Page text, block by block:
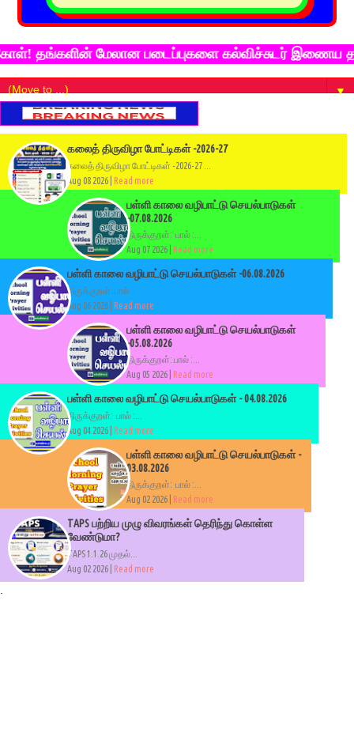
மேலான படைப்புகளை கல்விச்சுடர் இணைய தளத்தில்
▼
கலைத் திருவிழா போட்டிகள் -2026-27
கலைத் திருவிழா போட்டிகள் -2026-27 ...
Aug 08 2026 |
Read more
பள்ளி காலை வழிபாட்டு செயல்பாடுகள்
-07.08.2026
திருக்குறள்: பால் :...
Aug 07 2026 | Read more
பள்ளி காலை வழிபாட்டு செயல்பாடுகள் -06.08.2026
திருக்குறள்: பால் :...
Aug 06 2026 | Read more
பள்ளி காலை வழிபாட்டு செயல்பாடுகள்
-05.08.2026
திருக்குறள்: பால் :...
Aug 05 2026 |
Read more
பள்ளி காலை வழிபாட்டு செயல்பாடுகள் - 04.08.2026
திருக்குறள்: பால் :...
Aug 04 2026 | Read more
பள்ளி காலை வழிபாட்டு செயல்பாடுகள் -
03.08.2026
திருக்குறள்: பால் :...
Aug 02 2026 |
Read more
TAPS பற்றிய முழு விவரங்கள் தெரிந்து கொள்ள
வேண்டுமா?
TAPS 1.1.26 முதல்...
Aug 02 2026 |
Read more